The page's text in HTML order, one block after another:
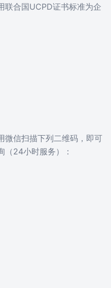
联合国UCPD证书标准为企
微信扫描下列二维码，即可
（24小时服务）：